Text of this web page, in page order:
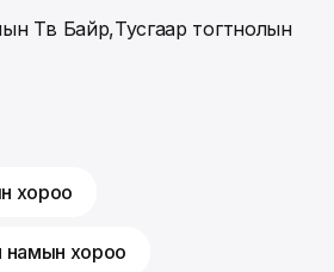
Төв Байр,Тусгаар тогтнолын
хороо
намын хороо